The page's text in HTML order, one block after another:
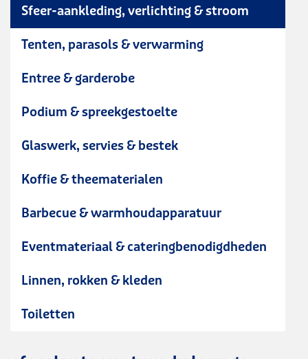
Sfeer-aankleding, verlichting & stroom
Tenten, parasols & verwarming
Entree & garderobe
Podium & spreekgestoelte
Glaswerk, servies & bestek
Koffie & theematerialen
Barbecue & warmhoudapparatuur
Eventmateriaal & cateringbenodigdheden
Linnen, rokken & kleden
Toiletten